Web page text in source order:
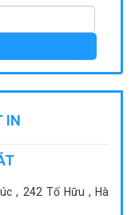
IN
, 242 Tố Hữu , Hà